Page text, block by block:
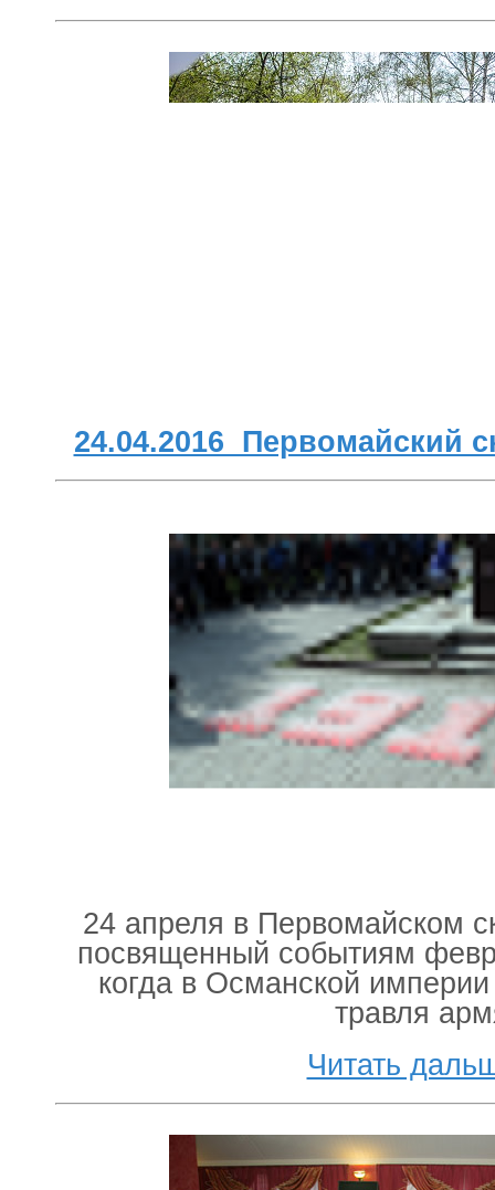
24.04.2016 Первомайский
24 апреля в Первомайском
посвященный событиям
когда в Османской
травля
Читать